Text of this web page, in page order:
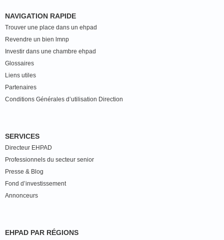
NAVIGATION RAPIDE
Trouver une place dans un ehpad
Revendre un bien lmnp
Investir dans une chambre ehpad
Glossaires
Liens utiles
Partenaires
Conditions Générales d’utilisation Direction
SERVICES
Directeur EHPAD
Professionnels du secteur senior
Presse & Blog
Fond d’investissement
Annonceurs
EHPAD PAR RÉGIONS